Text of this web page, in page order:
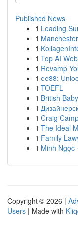
Published News
1 Leading
1
1
1 Top AI
1 Revamp
1 ee88:
1 TOEFL
1 British
1
1 Craig
1 The Ideal
1 Family
1 Minh Ngọc
Copyright © 2026 |
Users | Made with